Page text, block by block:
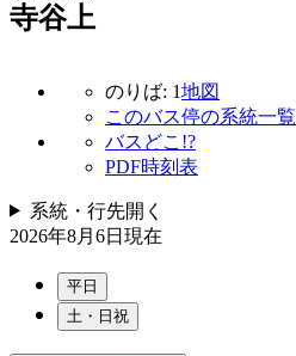
寺谷上
のりば: 1地図
このバス停の系統一覧
バスどこ!?
PDF時刻表
系統・行先開く
2026年8月6日 現在
平日
土・日祝